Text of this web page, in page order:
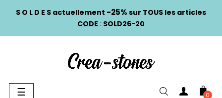
S O L D E S actuellement -25% sur TOUS les articles
CODE : SOLD26-20
Basculer
☰ 0